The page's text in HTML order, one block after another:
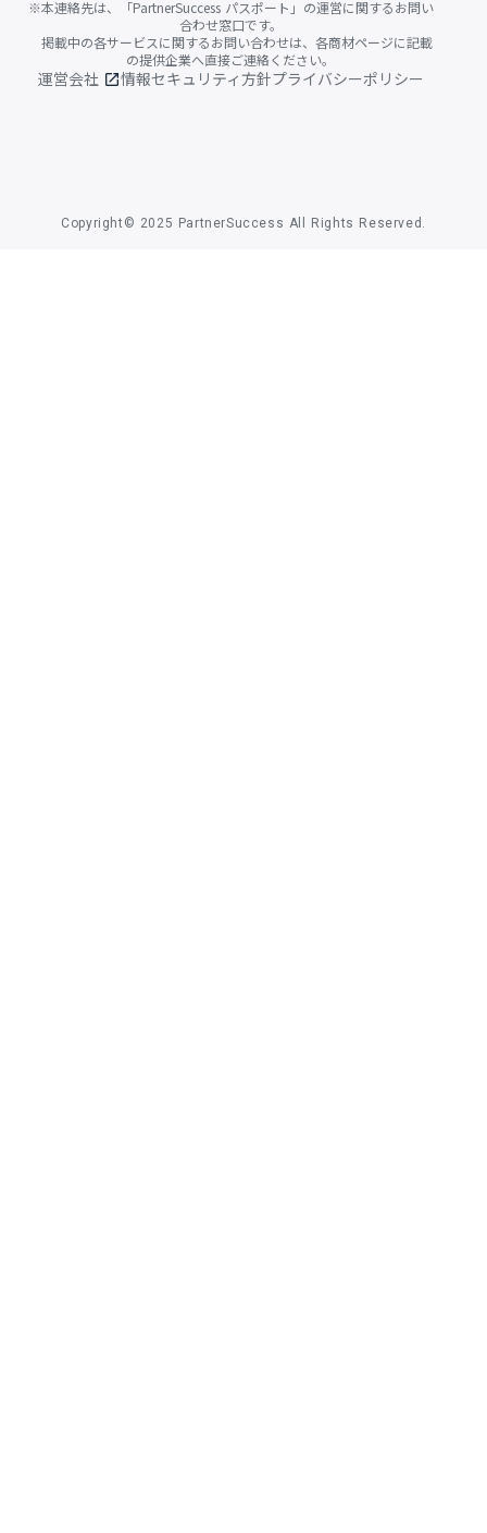
※本連絡先は、「PartnerSuccess パスポート」の運営に関するお問い
合わせ窓口です。
掲載中の各サービスに関するお問い合わせは、各商材ページに記載
の提供企業へ直接ご連絡ください。
運営会社 open_in_new情報セキュリティ方針プライバシーポリシー
Copyright© 2025 PartnerSuccess All Rights Reserved.